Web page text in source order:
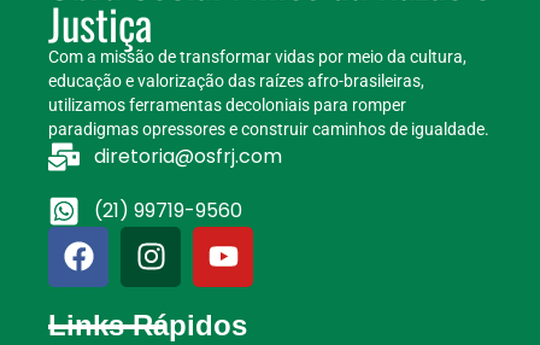
Justiça
Com a missão de transformar vidas por meio da cultura,
educação e valorização das raízes afro-brasileiras,
utilizamos ferramentas decoloniais para romper
paradigmas opressores e construir caminhos de igualdade.
diretoria@osfrj.com
(21) 99719-9560
Links Rápidos